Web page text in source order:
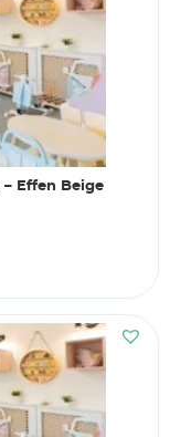
Effen Beige